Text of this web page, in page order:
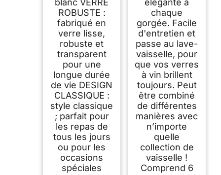
blanc VERRE
ROBUSTE :
fabriqué en
verre lisse,
robuste et
transparent
pour une
longue durée
de vie DESIGN
CLASSIQUE :
style classique
; parfait pour
les repas de
tous les jours
ou pour les
occasions
spéciales
élégante à
chaque
gorgée. Facile
d'entretien et
passe au lave-
vaisselle, pour
que vos verres
à vin brillent
toujours. Peut
être combiné
de différentes
manières avec
n’importe
quelle
collection de
vaisselle !
Comprend 6